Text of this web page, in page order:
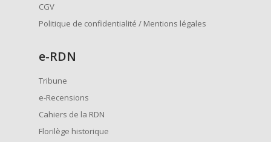
CGV
Politique de confidentialité / Mentions légales
e-RDN
Tribune
e-Recensions
Cahiers de la RDN
Florilège historique